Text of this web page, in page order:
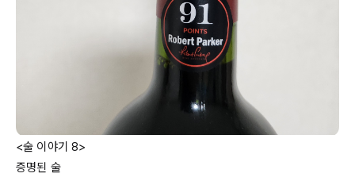
<술 이야기 8>
증명된 술